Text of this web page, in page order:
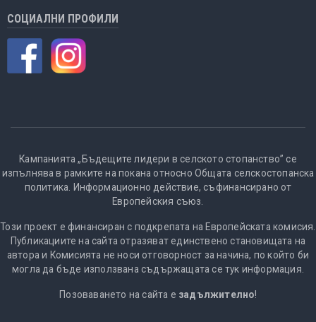
СОЦИАЛНИ ПРОФИЛИ
Кампанията „Бъдещите лидери в селското стопанство” се
изпълнява в рамките на покана относно Общата селскостопанска
политика. Информационно действие, съфинансирано от
Европейския съюз.
Този проект е финансиран с подкрепата на Европейската комисия.
Публикациите на сайта отразяват единствено становищата на
автора и Комисията не носи отговорност за начина, по който би
могла да бъде използвана съдържащата се тук информация.
Позоваването на сайта е задължително!